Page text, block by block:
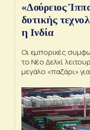
«Δούρειος
δυτικής
η Ινδία
Οι εμπορικές
το Νέο Δελχί
μεγάλο «παζάρι»